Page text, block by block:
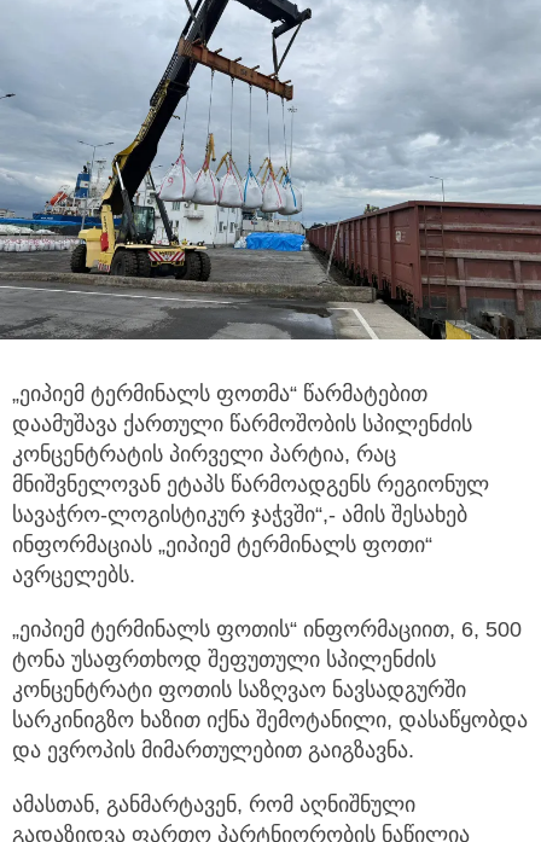
„ეიპიემ ტერმინალს ფოთმა“ წარმატებით
დაამუშავა ქართული წარმოშობის სპილენძის
კონცენტრატის პირველი პარტია, რაც
მნიშვნელოვან ეტაპს წარმოადგენს რეგიონულ
სავაჭრო-ლოგისტიკურ ჯაჭვში“,- ამის შესახებ
ინფორმაციას „ეიპიემ ტერმინალს ფოთი“
ავრცელებს.
„ეიპიემ ტერმინალს ფოთის“ ინფორმაციით, 6, 500
ტონა უსაფრთხოდ შეფუთული სპილენძის
კონცენტრატი ფოთის საზღვაო ნავსადგურში
სარკინიგზო ხაზით იქნა შემოტანილი, დასაწყობდა
და ევროპის მიმართულებით გაიგზავნა.
ამასთან, განმარტავენ, რომ აღნიშნული
გადაზიდვა ფართო პარტნიორობის ნაწილია